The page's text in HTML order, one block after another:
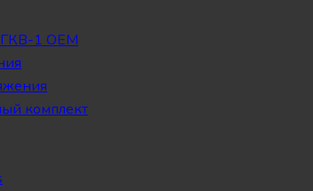
ГКВ-1 ОЕМ
комплект